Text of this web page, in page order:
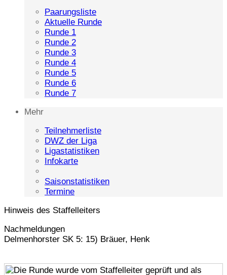
Paarungsliste
Aktuelle Runde
Runde 1
Runde 2
Runde 3
Runde 4
Runde 5
Runde 6
Runde 7
Mehr
Teilnehmerliste
DWZ der Liga
Ligastatistiken
Infokarte
Saisonstatistiken
Termine
Hinweis des Staffelleiters
Nachmeldungen
Delmenhorster SK 5: 15) Bräuer, Henk